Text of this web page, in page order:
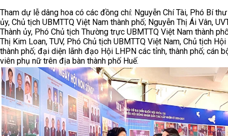
Tham dự lễ dâng hoa có các đồng chí: Nguyễn Chí Tài, Phó Bí thư
ủy, Chủ tịch UBMTTQ Việt Nam thành phố; Nguyễn Thị Ái Vân,
Thành ủy, Phó Chủ tịch Thường trực UBMTTQ Việt Nam thành
Thị Kim Loan, TUV, Phó Chủ tịch UBMTTQ Việt Nam, Chủ tịch
thành phố; đại diện lãnh đạo Hội LHPN các tỉnh, thành phố; cán
viên phụ nữ trên địa bàn thành phố Huế.